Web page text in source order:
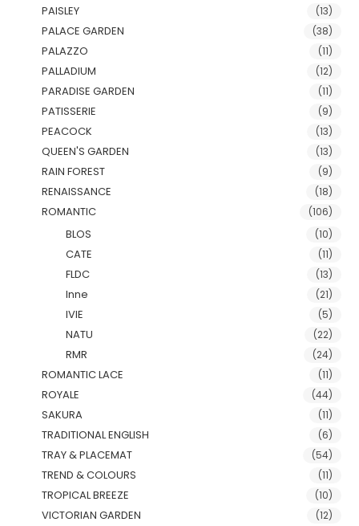
PAISLEY (13)
PALACE GARDEN (38)
PALAZZO (11)
PALLADIUM (12)
PARADISE GARDEN (11)
PATISSERIE (9)
PEACOCK (13)
QUEEN'S GARDEN (13)
RAIN FOREST (9)
RENAISSANCE (18)
ROMANTIC (106)
BLOS (10)
CATE (11)
FLDC (13)
Inne (21)
IVIE (5)
NATU (22)
RMR (24)
ROMANTIC LACE (11)
ROYALE (44)
SAKURA (11)
TRADITIONAL ENGLISH (6)
TRAY & PLACEMAT (54)
TREND & COLOURS (11)
TROPICAL BREEZE (10)
VICTORIAN GARDEN (12)